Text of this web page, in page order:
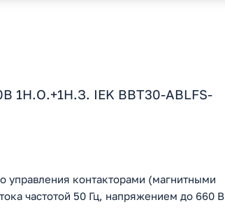
1Н.О.+1Н.З. IEK BBT30-ABLFS-
управления контакторами (магнитными
частотой 50 Гц, напряжением до 660 В